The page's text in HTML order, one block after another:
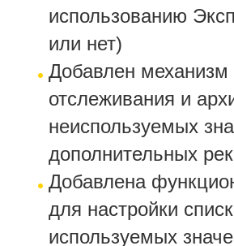
использованию
или нет)
Добавлен механизм
отслеживания и
неиспользуемых
дополнительных
Добавлена
для настройки
используемых